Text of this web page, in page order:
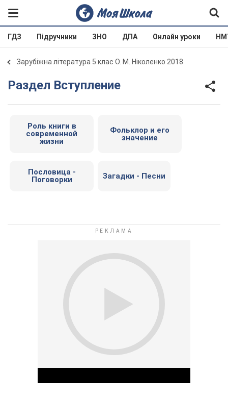
ГДЗ Підручники ЗНО ДПА Онлайн уроки
Зарубіжна література 5 клас О. М. Ніколенко 2018
Раздел Вступление
Роль книги в
современной
жизни
Фольклор и его
значение
Пословица -
Поговорки
Загадки - Песни